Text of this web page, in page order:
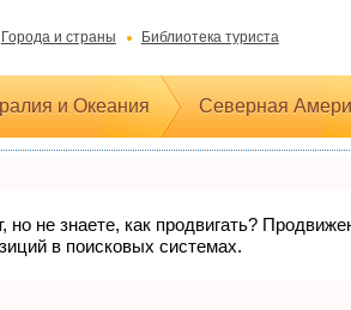
Города и страны Библиотека туриста
и Океания Северная
не знаете, как продвигать?
в поисковых системах.